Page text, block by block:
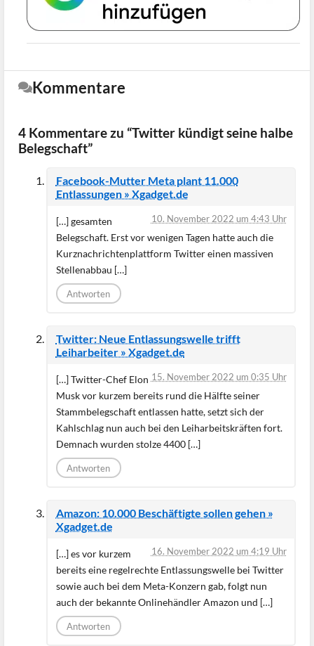
Kommentare
4 Kommentare zu “Twitter kündigt seine halbe
Belegschaft”
Facebook-Mutter Meta plant 11.000
Entlassungen » Xgadget.de
10. November 2022 um 4:43 Uhr
[…] gesamten
Belegschaft. Erst vor wenigen Tagen hatte auch die
Kurznachrichtenplattform Twitter einen massiven
Stellenabbau […]
Antworten
Twitter: Neue Entlassungswelle trifft
Leiharbeiter » Xgadget.de
15. November 2022 um 0:35 Uhr
[…] Twitter-Chef Elon
Musk vor kurzem bereits rund die Hälfte seiner
Stammbelegschaft entlassen hatte, setzt sich der
Kahlschlag nun auch bei den Leiharbeitskräften fort.
Demnach wurden stolze 4400 […]
Antworten
Amazon: 10.000 Beschäftigte sollen gehen »
Xgadget.de
16. November 2022 um 4:19 Uhr
[…] es vor kurzem
bereits eine regelrechte Entlassungswelle bei Twitter
sowie auch bei dem Meta-Konzern gab, folgt nun
auch der bekannte Onlinehändler Amazon und […]
Antworten